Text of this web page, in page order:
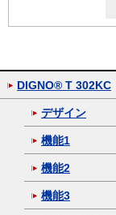
DIGNO® T 302KC
デザイン
機能1
機能2
機能3